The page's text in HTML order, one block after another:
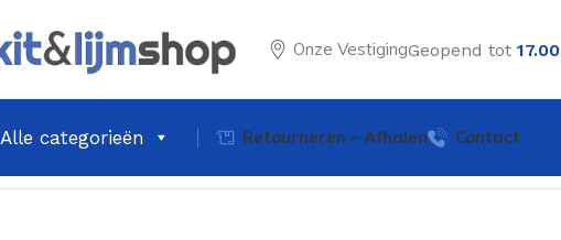
Onze VestigingGeopend tot 17.00
Alle categorieën Retourneren – Afhalen Contact